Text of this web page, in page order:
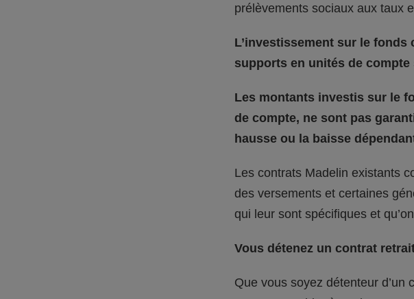
prélèvements sociaux aux taux
L’investissement sur le fonds
supports en unités de
Les montants investis sur le
de compte, ne sont pas
hausse ou la baisse
Les contrats Madelin existants
des versements et certaines
qui leur sont spécifiques et
Vous détenez un contrat
Que vous soyez détenteur d’un